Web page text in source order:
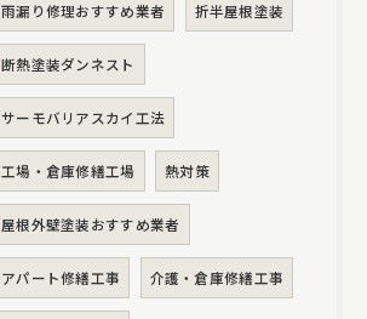
雨漏り修理おすすめ業者 折半屋根塗装
断熱塗装ダンネスト
サーモバリアスカイ工法
工場・倉庫修繕工場 熱対策
屋根外壁塗装おすすめ業者
アパート修繕工事 介護・倉庫修繕工事